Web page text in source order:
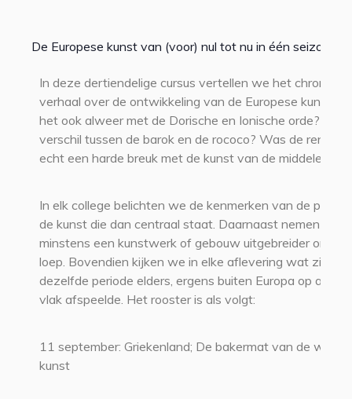
De Europese kunst van (voor) nul tot nu in één seizoen.
In deze dertiendelige cursus vertellen we het
verhaal over de ontwikkeling van de Europese kunst.
het ook alweer met de Dorische en Ionische orde? Wat
verschil tussen de barok en de rococo? Was de
echt een harde breuk met de kunst van de
In elk college belichten we de kenmerken van de
de kunst die dan centraal staat. Daarnaast nemen we
minstens een kunstwerk of gebouw uitgebreider onder
loep. Bovendien kijken we in elke aflevering wat zich in
dezelfde periode elders, ergens buiten Europa op
vlak afspeelde. Het rooster is als volgt:
11 september: Griekenland; De bakermat van de
kunst